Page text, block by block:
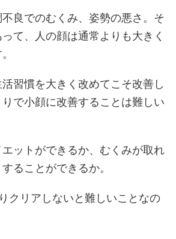
良でのむくみ、姿勢の悪さ。そ
て、人の顔は通常よりも大きく
習慣を大きく改めてこそ改善し
で小顔に改善することは難しい
ットができるか、むくみが取れ
ることができるか。
クリアしないと難しいことなの